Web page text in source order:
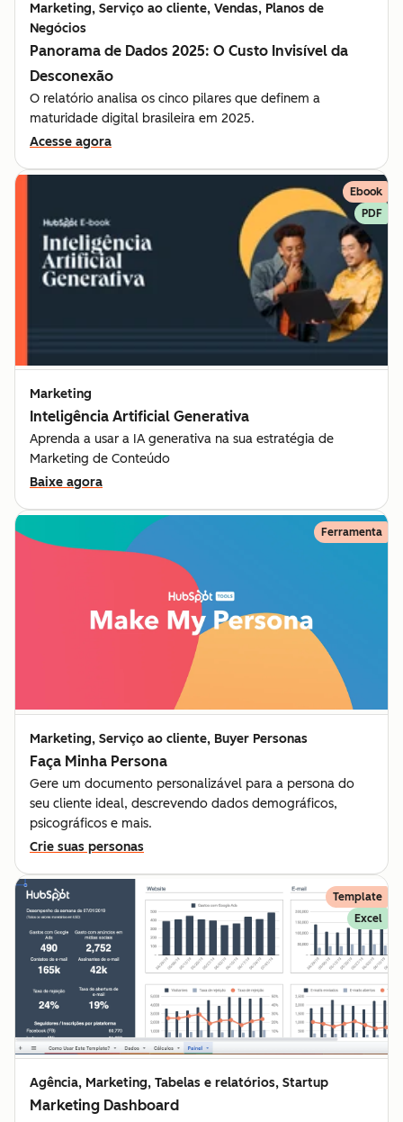
Marketing, Serviço ao cliente, Vendas, Planos de
Negócios
Panorama de Dados 2025: O Custo Invisível da
Desconexão
O relatório analisa os cinco pilares que definem a
maturidade digital brasileira em 2025.
Acesse agora
Ebook
PDF
Marketing
Inteligência Artificial Generativa
Aprenda a usar a IA generativa na sua estratégia de
Marketing de Conteúdo
Baixe agora
Ferramenta
Marketing, Serviço ao cliente, Buyer Personas
Faça Minha Persona
Gere um documento personalizável para a persona do
seu cliente ideal, descrevendo dados demográficos,
psicográficos e mais.
Crie suas personas
Template
Excel
Agência, Marketing, Tabelas e relatórios, Startup
Marketing Dashboard